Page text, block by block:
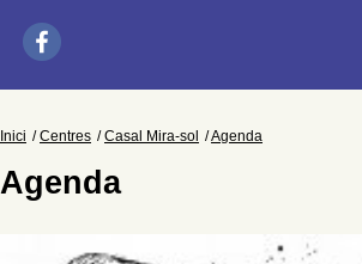
Inici Centres Casal Mira-sol Agenda
Agenda